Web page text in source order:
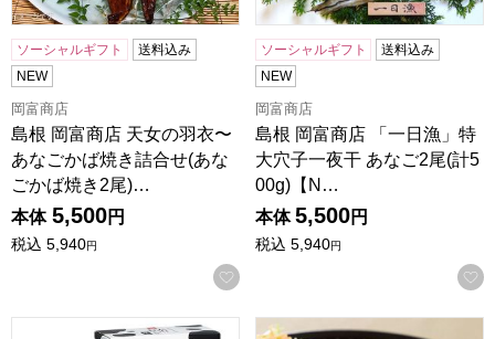
ソーシャルギフト
送料込み
NEW
岡富商店
島根 岡富商店 天女の羽衣〜
あなごかば焼き詰合せ(あな
ごかば焼き2尾)…
本体 5,500円
税込 5,940円
お気に入りに登録する
ソーシャルギフト
送料込み
NEW
岡富商店
島根 岡富商店 「一日漁」特
大穴子一夜干 あなご2尾(計5
00g)【N…
本体 5,500円
税込 5,940円
鳥取 大山乳業 大山おいしい贈り物(特選大山おいしい牛乳
島根 JAアグリ島根 島根県産